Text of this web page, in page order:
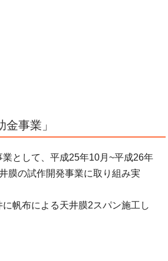
金事業」
業として、平成25年10月~平成26年
膜の試作開発事業に取り組み実
に帆布による天井膜2スパン施工し